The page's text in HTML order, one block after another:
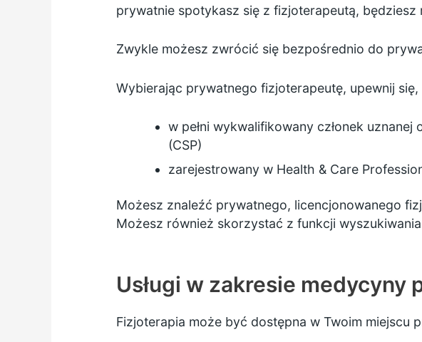
prywatnie spotykasz się z fizjoterapeutą, będziesz
Zwykle możesz zwrócić się bezpośrednio do
Wybierając prywatnego fizjoterapeutę, upewnij się,
w pełni wykwalifikowany członek
(CSP)
zarejestrowany w Health & Care
Możesz znaleźć prywatnego, licencjonowanego
Możesz również skorzystać z funkcji wyszukiwania
Usługi w zakresie medycyny
Fizjoterapia może być dostępna w Twoim miejscu